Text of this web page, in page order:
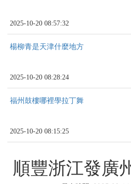
2025-10-20 08:57:32
楊柳青是天津什麼地方
2025-10-20 08:28:24
福州鼓樓哪裡學拉丁舞
2025-10-20 08:15:25
順豐浙江發廣